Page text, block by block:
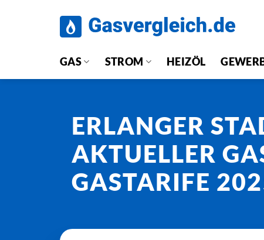
GAS STROM HEIZÖL
ERLANGER
AKTUELLER
GASTARIFE